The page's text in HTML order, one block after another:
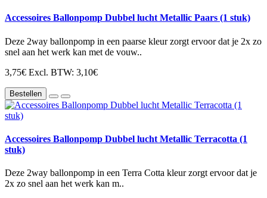
Accessoires Ballonpomp Dubbel lucht Metallic Paars (1 stuk)
Deze 2way ballonpomp in een paarse kleur zorgt ervoor dat je 2x zo
snel aan het werk kan met de vouw..
3,75€ Excl. BTW: 3,10€
Bestellen
Accessoires Ballonpomp Dubbel lucht Metallic Terracotta (1
stuk)
Deze 2way ballonpomp in een Terra Cotta kleur zorgt ervoor dat je
2x zo snel aan het werk kan m..